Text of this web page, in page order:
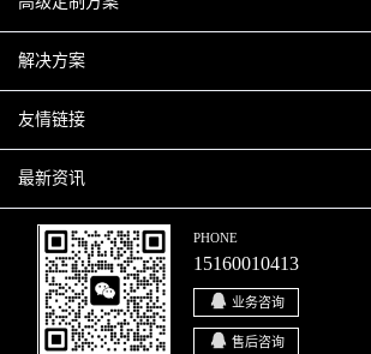
关于爬虫
H5互动营销
微信小程序
移动APP
解决方案
商城解决方案
商城会员积分商城解决方案
网站解决方案
智慧校园解决方案
智慧停车解决方案
友情链接
厦门小程序开发
厦门APP开发
厦门微商城开发
博客园
最新资讯
行业资讯
爬虫动态
PHONE
15160010413
业务咨询
售后咨询